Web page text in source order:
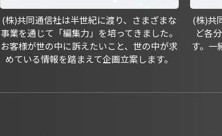
(株)共同通信社は半世紀に渡り、さまざまな
事業を通じて「編集力」を培ってきました。
お客様が世の中に訴えたいこと、世の中が求
めている情報を踏まえて企画立案します。
(株)共
ど各
す。一